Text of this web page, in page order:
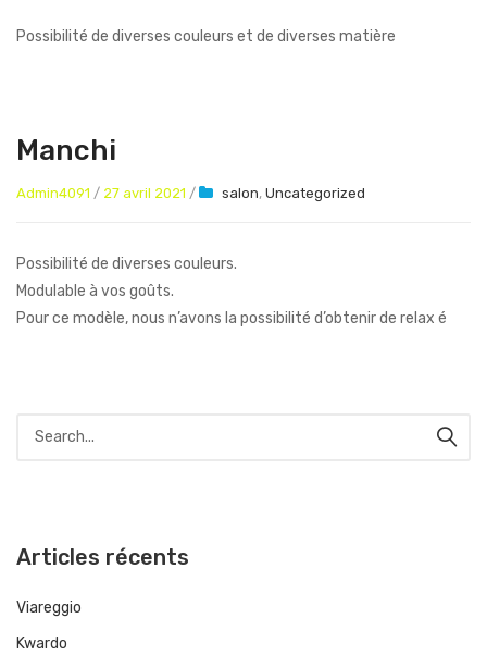
Possibilité de diverses couleurs et de diverses matière
Manchi
Admin4091 / 27 avril 2021 / salon, Uncategorized
Possibilité de diverses couleurs.
Modulable à vos goûts.
Pour ce modèle, nous n’avons la possibilité d’obtenir de relax é
Articles récents
Viareggio
Kwardo